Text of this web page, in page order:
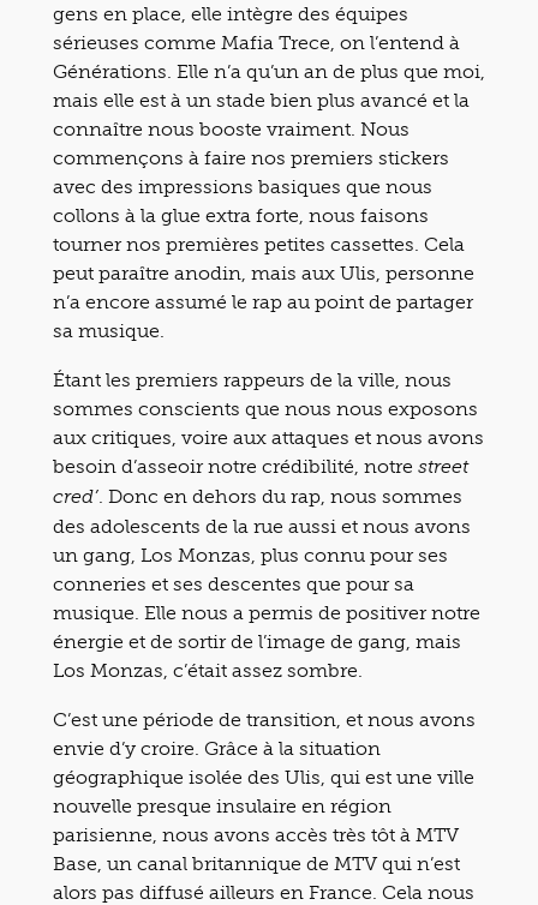
gens en place, elle intègre des équipes
sérieuses comme Mafia Trece, on l’entend à
Générations. Elle n’a qu’un an de plus que moi,
mais elle est à un stade bien plus avancé et la
connaître nous booste vraiment. Nous
commençons à faire nos premiers stickers
avec des impressions basiques que nous
collons à la glue extra forte, nous faisons
tourner nos premières petites cassettes. Cela
peut paraître anodin, mais aux Ulis, personne
n’a encore assumé le rap au point de partager
sa musique.
Étant les premiers rappeurs de la ville, nous
sommes conscients que nous nous exposons
aux critiques, voire aux attaques et nous avons
besoin d’asseoir notre crédibilité, notre street
cred’ . Donc en dehors du rap, nous sommes
des adolescents de la rue aussi et nous avons
un gang, Los Monzas, plus connu pour ses
conneries et ses descentes que pour sa
musique. Elle nous a permis de positiver notre
énergie et de sortir de l’image de gang, mais
Los Monzas, c’était assez sombre.
C’est une période de transition, et nous avons
envie d’y croire. Grâce à la situation
géographique isolée des Ulis, qui est une ville
nouvelle presque insulaire en région
parisienne, nous avons accès très tôt à MTV
Base, un canal britannique de MTV qui n’est
alors pas diffusé ailleurs en France. Cela nous